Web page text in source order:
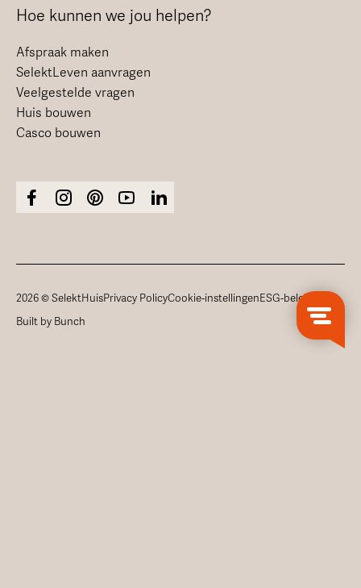
Hoe kunnen we jou helpen?
Afspraak maken
SelektLeven aanvragen
Veelgestelde vragen
Huis bouwen
Casco bouwen
2026 © SelektHuisPrivacy PolicyCookie-instellingenESG-beleid
Built by Bunch